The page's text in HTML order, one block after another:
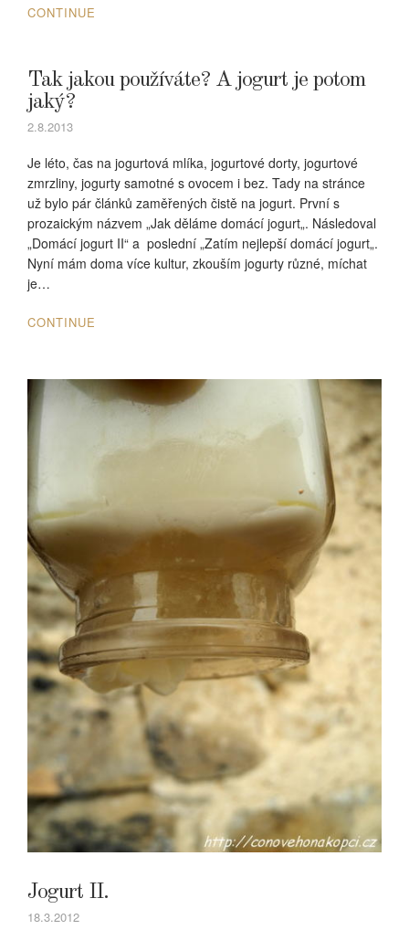
CONTINUE
Tak jakou používáte? A jogurt je potom
jaký?
2.8.2013
Je léto, čas na jogurtová mlíka, jogurtové dorty, jogurtové
zmrzliny, jogurty samotné s ovocem i bez. Tady na stránce
už bylo pár článků zaměřených čistě na jogurt. První s
prozaickým názvem „Jak děláme domácí jogurt„. Následoval
„Domácí jogurt II“ a poslední „Zatím nejlepší domácí jogurt„.
Nyní mám doma více kultur, zkouším jogurty různé, míchat
je…
CONTINUE
Jogurt II.
18.3.2012